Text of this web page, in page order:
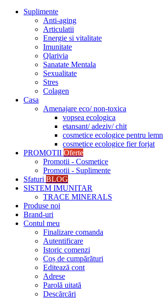
Suplimente
Anti-aging
Articulatii
Energie si vitalitate
Imunitate
Qlarivia
Sanatate Mentala
Sexualitate
Stres
Colagen
Casa
Amenajare eco/ non-toxica
vopsea ecologica
etansant/ adeziv/ chit
cosmetice ecologice pentru lemn
cosmetice ecologice fier forjat
PROMOTII Oferte
Promotii - Cosmetice
Promotii - Suplimente
Sfaturi BLOG
SISTEM IMUNITAR
TRACE MINERALS
Produse noi
Brand-uri
Contul meu
Finalizare comanda
Autentificare
Istoric comenzi
Coș de cumpărături
Editează cont
Adrese
Parolă uitată
Descărcări